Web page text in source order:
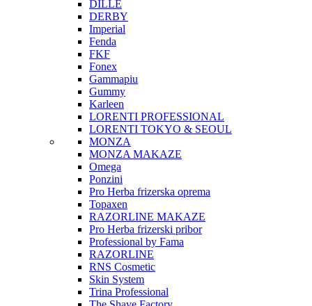
DILLE
DERBY
Imperial
Fenda
FKF
Fonex
Gammapiu
Gummy
Karleen
LORENTI PROFESSIONAL
LORENTI TOKYO & SEOUL
MONZA
MONZA MAKAZE
Omega
Ponzini
Pro Herba frizerska oprema
Topaxen
RAZORLINE MAKAZE
Pro Herba frizerski pribor
Professional by Fama
RAZORLINE
RNS Cosmetic
Skin System
Trina Professional